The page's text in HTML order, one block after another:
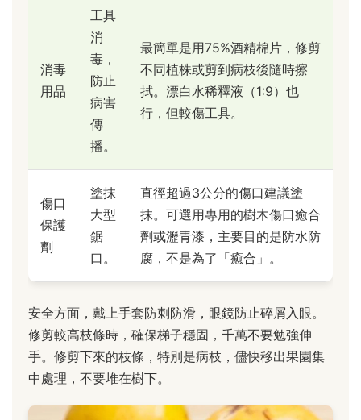
消毒
用品
工具
消
毒，
防止
病害
傳
播。
最簡單是用75%酒精棉片，修剪
不同植株或剪到病枝後隨時擦
拭。漂白水稀釋液（1:9）也
行，但較傷工具。
傷口
保護
劑
塗抹
大型
鋸
口。
直徑超過3公分的傷口建議塗
抹。可選用專用的樹木傷口癒合
劑或瀝青漆，主要目的是防水防
腐，不是為了「癒合」。
安全方面，戴上手套防刺防滑，眼鏡防止碎屑入眼。
修剪較高枝條時，確保梯子穩固，千萬不要勉強伸
手。修剪下來的枝條，特別是病枝，儘快移出果園集
中處理，不要堆在樹下。